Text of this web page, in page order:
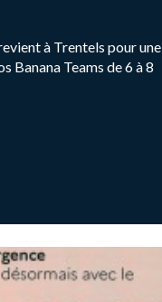
à Trentels pour une
Banana Teams de 6 à 8